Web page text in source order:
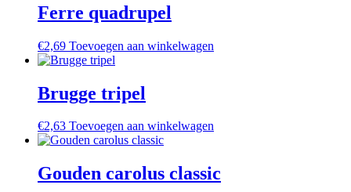
Ferre quadrupel
€2,69 Toevoegen aan winkelwagen
Brugge tripel
€2,63 Toevoegen aan winkelwagen
Gouden carolus classic